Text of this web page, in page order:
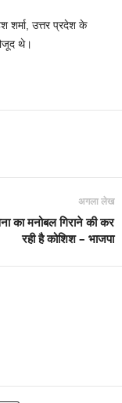
शर्मा, उत्तर प्रदेश के
थे।
अगला लेख
का मनोबल गिराने की कर
रही है कोशिश – भाजपा